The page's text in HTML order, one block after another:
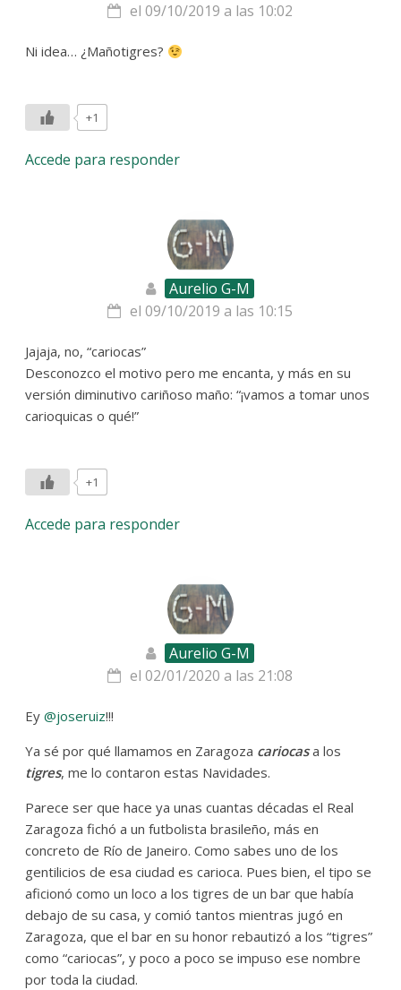
el 09/10/2019 a las 10:02
Ni idea… ¿Mañotigres?
+1
Accede para responder
Aurelio G-M
el 09/10/2019 a las 10:15
Jajaja, no, “cariocas”
Desconozco el motivo pero me encanta, y más en su
versión diminutivo cariñoso maño: “¡vamos a tomar unos
carioquicas o qué!”
+1
Accede para responder
Aurelio G-M
el 02/01/2020 a las 21:08
Ey@joseruiz!!!
Ya sé por qué llamamos en Zaragoza cariocasa los
tigres, me lo contaron estas Navidades.
Parece ser que hace ya unas cuantas décadas el Real
Zaragoza fichó a un futbolista brasileño, más en
concreto de Río de Janeiro. Como sabes uno de los
gentilicios de esa ciudad es carioca. Pues bien, el tipo se
aficionó como un loco a los tigres de un bar que había
debajo de su casa, y comió tantos mientras jugó en
Zaragoza, que el bar en su honor rebautizó a los “tigres”
como “cariocas”, y poco a poco se impuso ese nombre
por toda la ciudad.